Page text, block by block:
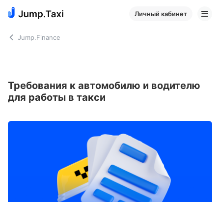
Личный кабинет
Jump.Finance
Требования к автомобилю и водителю
для работы в такси